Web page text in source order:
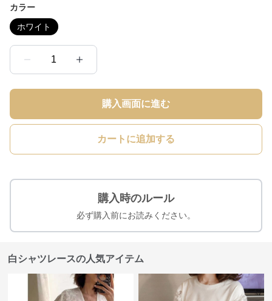
カラー
ホワイト
1
購入画面に進む
カートに追加する
購入時のルール
必ず購入前にお読みください。
白シャツレースの人気アイテム